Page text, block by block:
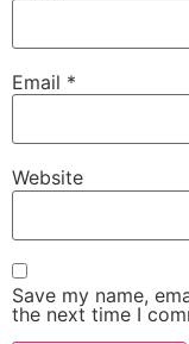
Email *
Website
Save my name,
the next time I